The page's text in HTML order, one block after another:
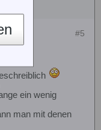
#5
ein wenig
man mit denen